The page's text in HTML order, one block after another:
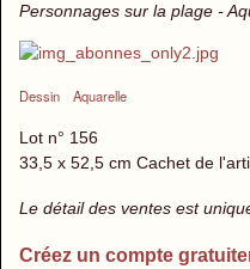
Personnages sur la plage -
Dessin Aquarelle
Lot n° 156
33,5 x 52,5 cm Cachet de
Le détail des ventes est
Créez un compte